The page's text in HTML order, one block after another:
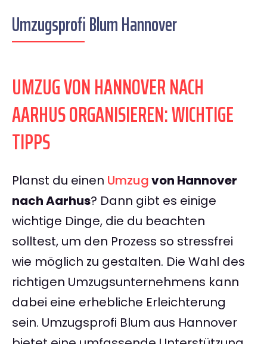
Umzugsprofi Blum Hannover
UMZUG VON HANNOVER NACH
AARHUS ORGANISIEREN: WICHTIGE
TIPPS
Planst du einen Umzugvon Hannover
nach Aarhus? Dann gibt es einige
wichtige Dinge, die du beachten
solltest, um den Prozess so stressfrei
wie möglich zu gestalten. Die Wahl des
richtigen Umzugsunternehmens kann
dabei eine erhebliche Erleichterung
sein. Umzugsprofi Blum aus Hannover